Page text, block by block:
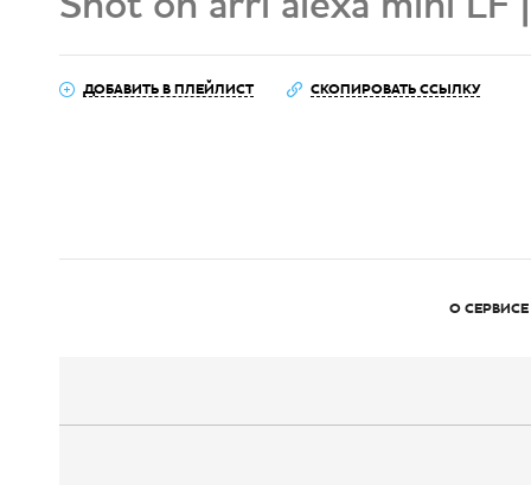
ДОБАВИТЬ В ПЛЕЙЛИСТ СКОПИРОВАТЬ ССЫЛКУ
О СЕРВИСЕ